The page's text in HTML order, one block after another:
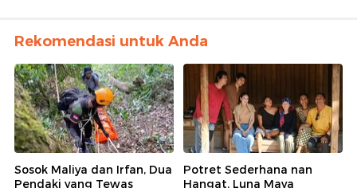
Rekomendasi untuk Anda
Sosok Maliya dan Irfan, Dua
Pendaki yang Tewas
Potret Sederhana nan
Hangat, Luna Maya